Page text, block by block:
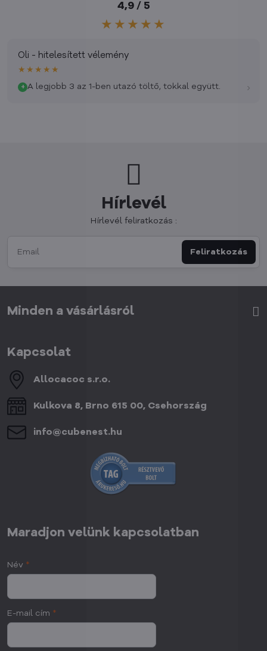
4,9 / 5
★★★★★
Oli - hitelesített vélemény
★★★★★
+ A legjobb 3 az 1-ben utazó töltő, tokkal együtt. ›
Hírlevél
Hírlevél feliratkozás :
Feliratkozás
Minden a vásárlásról
Kapcsolat
Allocacoc s​.r​.o​.
Kulkova 8, Brno 615 00, Csehország
info​@cubenest​.hu
Maradjon velünk kapcsolatban
Név *
E-mail cím *